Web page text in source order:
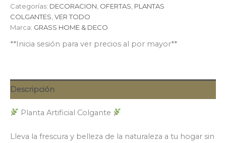
Categorías: DECORACION OFERTAS PLANTAS
COLGANTES VER TODO
Marca: GRASS HOME & DECO
**Inicia sesión para ver precios al por mayor**
Descripción
Planta Artificial Colgante
Lleva la frescura y belleza de la naturaleza a tu hogar sin